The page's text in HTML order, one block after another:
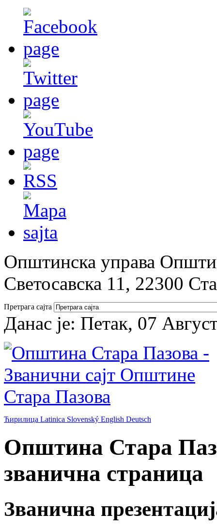
Општинска управа
Светосавска 11, 22300
Претрага сајта
Данас је: Петак, 07
Ћирилица Latinica Slovenský English Deutsch
Општина Стара
званична страница
Званична